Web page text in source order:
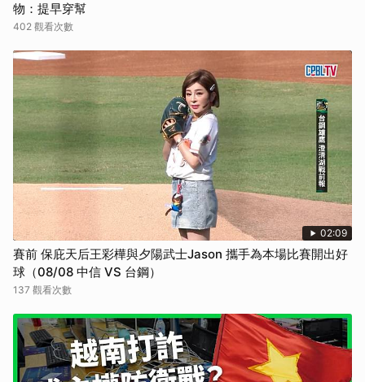
物：提早穿幫
402 觀看次數
02:09
賽前 保庇天后王彩樺與夕陽武士Jason 攜手為本場比賽開出好
球（08/08 中信 VS 台鋼）
137 觀看次數